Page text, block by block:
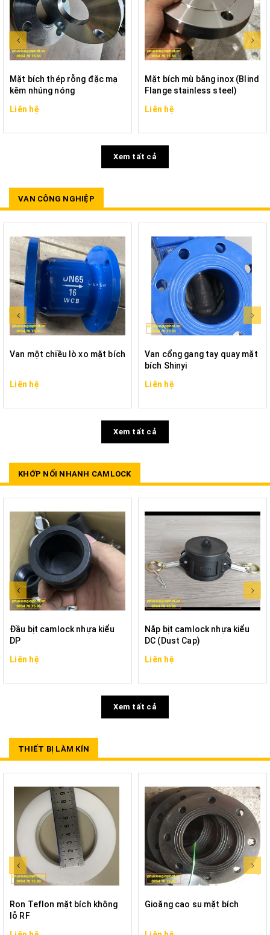
Mặt bích thép rỗng đặc mạ
kẽm nhúng nóng
Liên hệ
Mặt bích mù bằng inox (Blind
Flange stainless steel)
Liên hệ
Xem tất cả
VAN CÔNG NGHIỆP
Van một chiều lò xo mặt bích
Liên hệ
Van cổng gang tay quay mặt
bích Shinyi
Liên hệ
Xem tất cả
KHỚP NỐI NHANH CAMLOCK
Đầu bịt camlock nhựa kiểu
DP
Liên hệ
Nắp bịt camlock nhựa kiểu
DC (Dust Cap)
Liên hệ
Xem tất cả
THIẾT BỊ LÀM KÍN
Ron Teflon mặt bích không
lỗ RF
Gioăng cao su mặt bích